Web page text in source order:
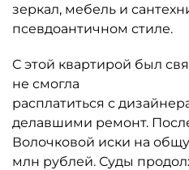
зеркал, мебель и
псевдоантичном стиле.
С этой квартирой был
не смогла
расплатиться с
делавшими ремонт.
Волочковой иски на
млн рублей. Суды